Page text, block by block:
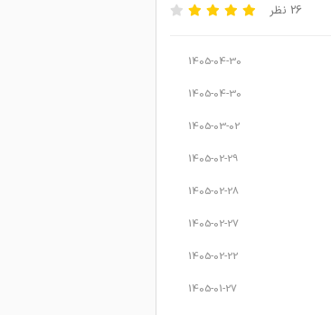
26 نظر
1405-04-30
1405-04-30
1405-03-02
1405-02-29
1405-02-28
1405-02-27
1405-02-22
1405-01-27